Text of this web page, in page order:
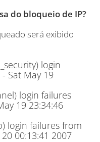
do bloqueio de IP?
será exibido
login
Sat May 19
login failures
19 23:34:46
login failures from
00:13:41 2007